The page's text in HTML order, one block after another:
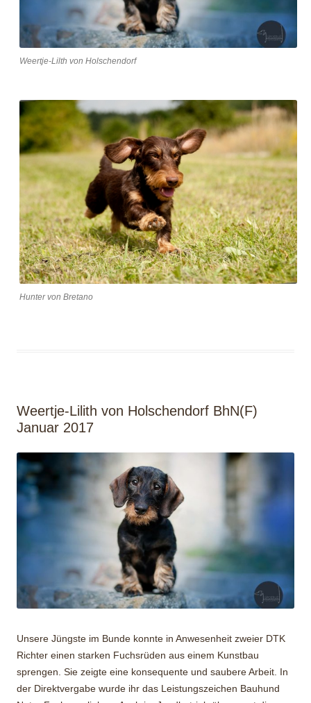
Weertje-Lilth von Holschendorf
Hunter von Bretano
Weertje-Lilith von Holschendorf BhN(F)
Januar 2017
Unsere Jüngste im Bunde konnte in Anwesenheit zweier DTK
Richter einen starken Fuchsrüden aus einem Kunstbau
sprengen. Sie zeigte eine konsequente und saubere Arbeit. In
der Direktvergabe wurde ihr das Leistungszeichen Bauhund